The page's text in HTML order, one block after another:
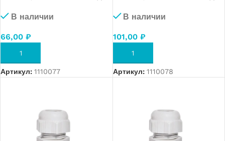
(RAL 7035) (PL9221)
В наличии
66,00 ₽
В КОРЗИНУ
Артикул: 1110077
(RAL 7035)
В наличии
101,00 ₽
В КОРЗИНУ
Артикул: 1110078